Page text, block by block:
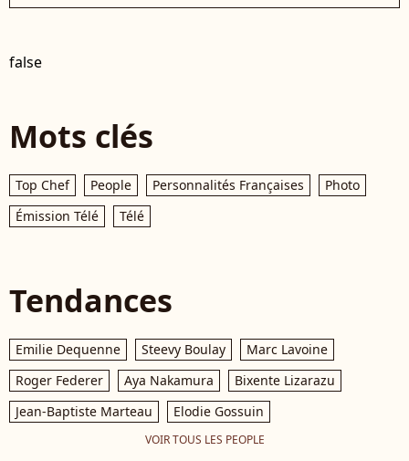
false
Mots clés
Top Chef People Personnalités Françaises
Photo
Émission Télé
Télé
Tendances
Emilie Dequenne Steevy Boulay
Marc Lavoine
Roger Federer
Aya Nakamura
Bixente Lizarazu
Jean-Baptiste Marteau
Elodie Gossuin
VOIR TOUS LES PEOPLE